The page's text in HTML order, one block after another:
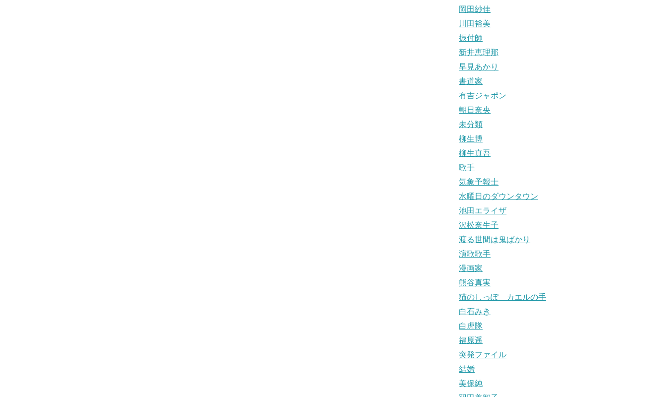
岡田紗佳
川田裕美
振付師
新井恵理那
早見あかり
書道家
有吉ジャポン
朝日奈央
未分類
柳生博
柳生真吾
歌手
気象予報士
水曜日のダウンタウン
池田エライザ
沢松奈生子
渡る世間は鬼ばかり
演歌歌手
漫画家
熊谷真実
猫のしっぽ カエルの手
白石みき
白虎隊
福原遥
突発ファイル
結婚
美保純